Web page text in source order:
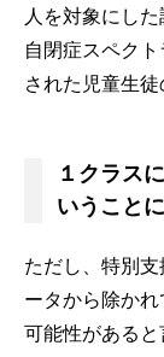
人を対象にした
自閉症スペク
された児童生徒
１クラス
いうこと
ただし、特別
ータから除か
可能性があると